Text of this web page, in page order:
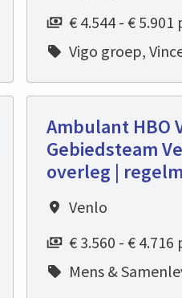
€ 4.544 - €
Vigo groep,
Ambulant HBO
Gebiedsteam
overleg |
Venlo
€ 3.560 - €
Mens &